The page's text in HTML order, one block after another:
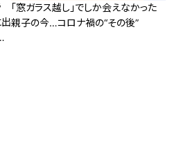
「窓ガラス越し」でしか会えなかった
親子の今…コロナ禍の“その後”